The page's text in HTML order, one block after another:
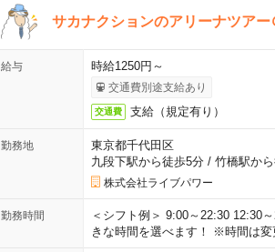
サカナクションのアリーナツア
給与 時給1250円～
交通費別途支給あり
交通費 支給（規定有り）
勤務地
東京都千代田区
九段下駅から徒歩5分/ 竹橋駅か
株式会社ライブパワー
勤務時間
＜シフト例＞ 9:00～22:30 12:30
きな時間を選べます！ ※時間は